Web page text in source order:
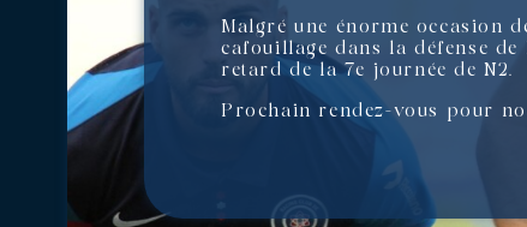
Malgré une énorme occasion
cafouillage dans la défense
retard de la 7e journée de N2.
Prochain rendez-vous pour